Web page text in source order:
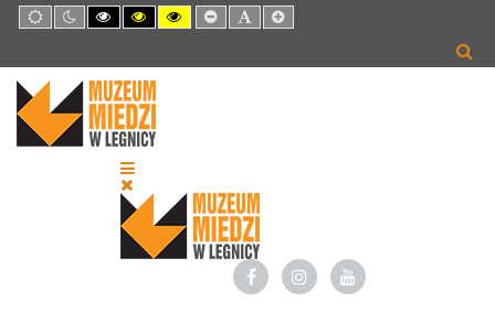
Default
mode
Night
mode
High
Contrast
mode
High
Contrast
mode
High
Contrast
mode
Set
Smaller
Set
Default
Set
Larger